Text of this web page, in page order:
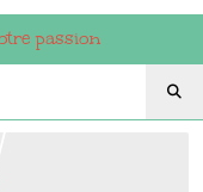
passion